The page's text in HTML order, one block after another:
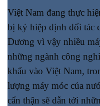
Việt Nam đang thực
bị ký hiệp định đối tác
Dương vì vậy nhiều
những ngành công
khẩu vào Việt Nam,
lượng máy móc của
cẩn thận sẽ dẫn tới